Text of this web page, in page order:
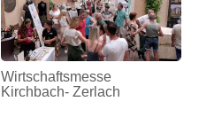
Wirtschaftsmesse
Kirchbach- Zerlach